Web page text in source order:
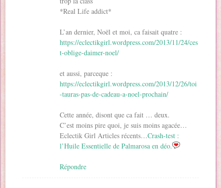
*Real Life addict*
L’an dernier, Noël et moi, ca faisait quatre :
https://eclectikgirl.wordpress.com/2013/11/24/ces
t-oblige-daimer-noel/
et aussi, parceque :
https://eclectikgirl.wordpress.com/2013/12/26/toi
-tauras-pas-de-cadeau-a-noel-prochain/
Cette année, disont que ca fait … deux.
C’est moins pire quoi, je suis moins agacée…
Eclectik Girl Articles récents…Crash-test :
l’Huile Essentielle de Palmarosa en déo.
Répondre